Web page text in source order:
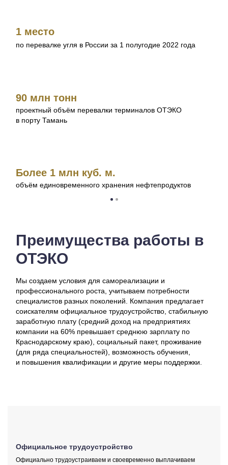
1 место
по перевалке угля в России за 1 полугодие 2022 года
90 млн тонн
проектный объём перевалки терминалов ОТЭКО
в порту Тамань
Более 1 млн куб. м.
объём единовременного хранения нефтепродуктов
Преимущества работы в
ОТЭКО
Мы создаем условия для самореализации и
профессионального роста, учитываем потребности
специалистов разных поколений. Компания предлагает
соискателям официальное трудоустройство, стабильную
заработную плату (средний доход на предприятиях
компании на 60% превышает среднюю зарплату по
Краснодарскому краю), социальный пакет, проживание
(для ряда специальностей), возможность обучения,
и повышения квалификации и другие меры поддержки.
Официальное трудоустройство
Официально трудоустраиваем и своевременно выплачиваем